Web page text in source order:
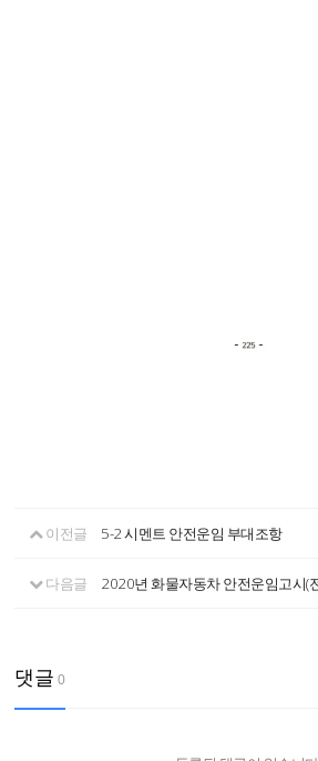
이전글 5-2 시멘트 안전운임 부대조항
다음글
댓글 0